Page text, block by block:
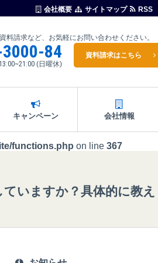
会社概要 サイトマップ RSS
料請求など、お気軽にお問い合わせください。
84
(日曜休)
資料請求はこちら
キャンペーン 会社情報
functions.php on line 367
いますか？具体的に教え